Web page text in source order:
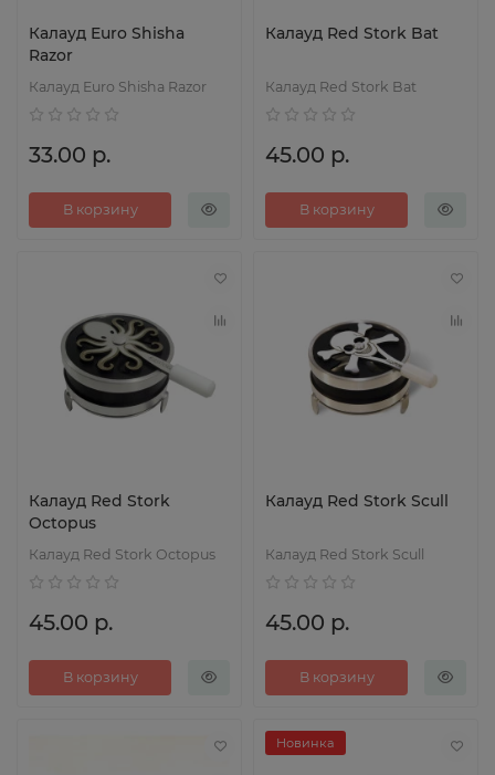
Калауд Euro Shisha
Razor
Калауд Euro Shisha Razor
33.00 р.
В корзину
Калауд Red Stork Bat
Калауд Red Stork Bat
45.00 р.
В корзину
Калауд Red Stork
Octopus
Калауд Red Stork Octopus
45.00 р.
В корзину
Калауд Red Stork Scull
Калауд Red Stork Scull
45.00 р.
В корзину
Новинка